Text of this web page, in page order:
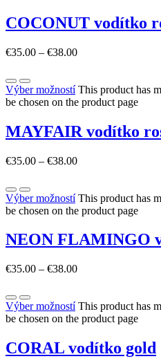
COCONUT vodítko
€35.00 – €38.00
Výber možností This product has
be chosen on the product page
MAYFAIR vodítko
€35.00 – €38.00
Výber možností This product has
be chosen on the product page
NEON FLAMINGO
€35.00 – €38.00
Výber možností This product has
be chosen on the product page
CORAL vodítko gold